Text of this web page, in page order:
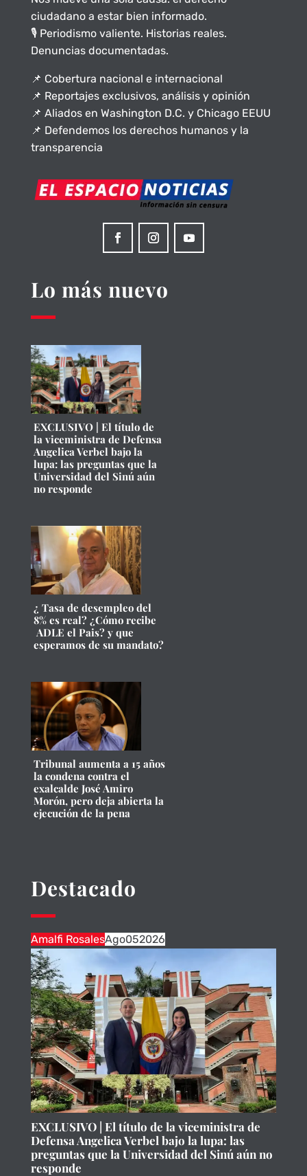
ciudadano a estar bien informado.
🎙️ Periodismo valiente. Historias reales.
Denuncias documentadas.
📌 Cobertura nacional e internacional
📌 Reportajes exclusivos, análisis y opinión
📌 Aliados en Washington D.C. y Chicago EEUU
📌 Defendemos los derechos humanos y la
transparencia
Lo más nuevo
EXCLUSIVO | El título de
la viceministra de Defensa
Angelica Verbel bajo la
lupa: las preguntas que la
Universidad del Sinú aún
no responde
¿ Tasa de desempleo del
8% es real? ¿Cómo recibe
ADLE el Pais? y que
esperamos de su mandato?
Tribunal aumenta a 15 años
la condena contra el
exalcalde José Amiro
Morón, pero deja abierta la
ejecución de la pena
Destacado
Amalfi RosalesAgo052026
EXCLUSIVO | El título de la viceministra de
Defensa Angelica Verbel bajo la lupa: las
preguntas que la Universidad del Sinú aún no
responde